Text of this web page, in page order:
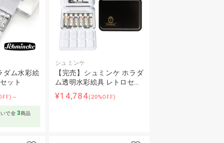
ダム水彩絵
ット
～
で全 3商品
シュミンケ
【完売】シュミンケ ホラダ
ム透明水彩絵具 レトロセ…
¥14,784(20%OFF)